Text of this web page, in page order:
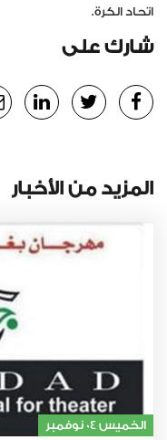
اتحاد الكرة.
شارك على
المزيد من الأخبار
الخميس 04 نوفمبر